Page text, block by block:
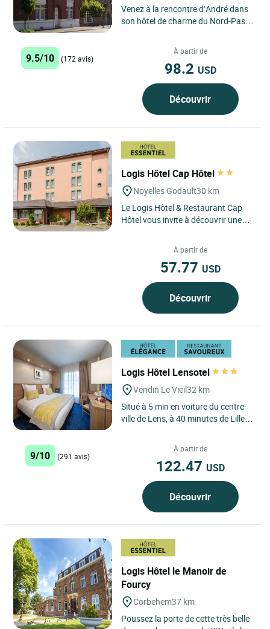
Venez à la rencontre d’André dans
son hôtel de charme du Nord-Pas-
9.5/10 (172 avis)
À partir de
98.2 USD
Découvrir
Logis Hôtel Cap Hôtel
Noyelles Godault30 km
Le Logis Hôtel & Restaurant Cap
Hôtel vous invite à découvrir une
confort et simplicité...
À partir de
57.77 USD
Découvrir
Logis Hôtel Lensotel
Vendin Le Vieil32 km
Situé à 5 min en voiture du centre-
ville de Lens, à 40 minutes de Lille et
9/10 (291 avis)
À partir de
122.47 USD
Découvrir
Logis Hôtel le Manoir de
Fourcy
Corbehem37 km
Poussez la porte de cette très belle